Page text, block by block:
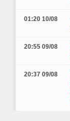
01:20 10/08
20:55 09/08
20:37 09/08